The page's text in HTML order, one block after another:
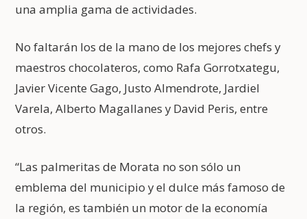
una amplia gama de actividades.
No faltarán los de la mano de los mejores chefs y
maestros chocolateros, como Rafa Gorrotxategu,
Javier Vicente Gago, Justo Almendrote, Jardiel
Varela, Alberto Magallanes y David Peris, entre
otros.
“Las palmeritas de Morata no son sólo un
emblema del municipio y el dulce más famoso de
la región, es también un motor de la economía